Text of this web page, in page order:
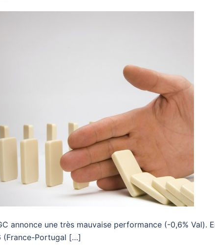
annonce une très mauvaise performance (-0,6% Val).
(France-Portugal […]